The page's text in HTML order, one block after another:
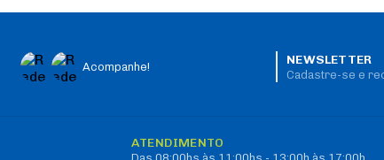
Acompanhe! NEWSLETTER
Cadastre-se e
ATENDIMENTO